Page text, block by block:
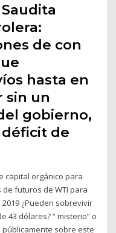
de con
hasta en
sin un
gobierno,
de
capital orgánico para
futuros de WTI para
¿Pueden sobrevivir
43 dólares? “ misterio” o
públicamente sobre este